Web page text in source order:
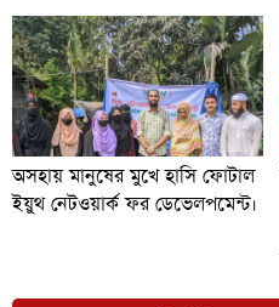
অসহায় মানুষের মুখে হাসি ফোটাল
ইয়ুথ নেটওয়ার্ক ফর ডেভেলপমেন্ট।